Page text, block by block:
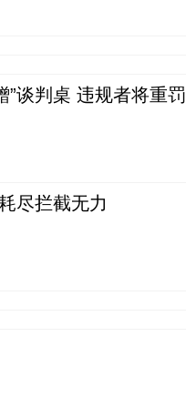
”谈判桌 违规者将重罚
尽拦截无力